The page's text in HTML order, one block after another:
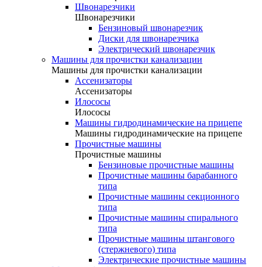
Швонарезчики
Швонарезчики
Бензиновый швонарезчик
Диски для швонарезчика
Электрический швонарезчик
Машины для прочистки канализации
Машины для прочистки канализации
Ассенизаторы
Ассенизаторы
Илососы
Илососы
Машины гидродинамические на прицепе
Машины гидродинамические на прицепе
Прочистные машины
Прочистные машины
Бензиновые прочистные машины
Прочистные машины барабанного
типа
Прочистные машины секционного
типа
Прочистные машины спирального
типа
Прочистные машины штангового
(стержневого) типа
Электрические прочистные машины